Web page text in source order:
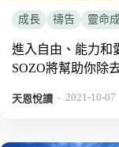
成長 禱告 靈命
進入自由、能力和
SOZO將幫助你除
天恩悅讀 ． 2021-10-07